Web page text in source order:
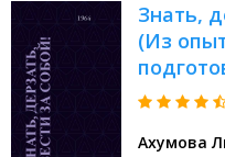
Знать,
(Из
инж.-
Ахумова